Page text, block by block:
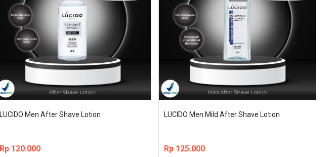
LUCIDO Men After Shave Lotion
Rp120.000
LUCIDO Men Mild After Shave Lotion
Rp 125.000